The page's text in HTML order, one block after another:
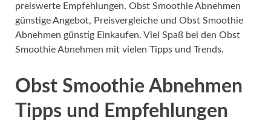
preiswerte Empfehlungen, Obst Smoothie Abnehmen
günstige Angebot, Preisvergleiche und Obst Smoothie
Abnehmen günstig Einkaufen. Viel Spaß bei den Obst
Smoothie Abnehmen mit vielen Tipps und Trends.
Obst Smoothie Abnehmen
Tipps und Empfehlungen